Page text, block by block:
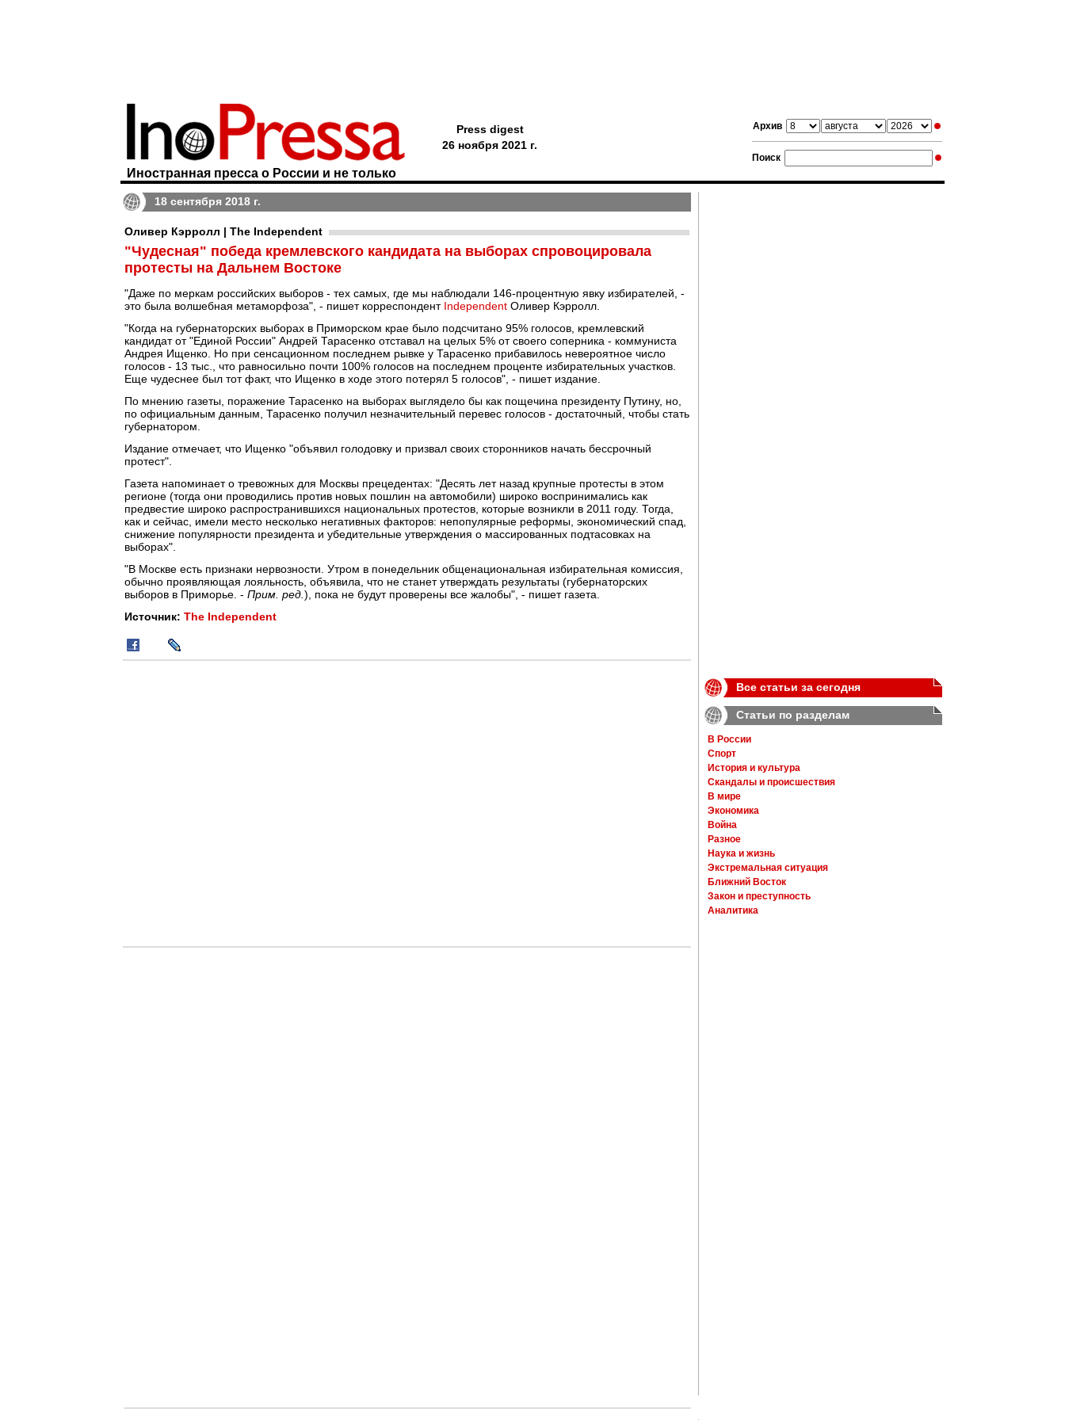
Архив
Поиск
Иностранная пресса о России и не только
Press digest
26 ноября 2021 г.
18 сентября 2018 г.
Оливер Кэрролл | The Independent
"Чудесная" победа кремлевского кандидата на выборах спровоцировала
протесты на Дальнем Востоке
"Даже по меркам российских выборов - тех самых, где мы наблюдали 146-процентную явку избирателей, -
это была волшебная метаморфоза", - пишет корреспондент Independent Оливер Кэрролл.
"Когда на губернаторских выборах в Приморском крае было подсчитано 95% голосов, кремлевский
кандидат от "Единой России" Андрей Тарасенко отставал на целых 5% от своего соперника - коммуниста
Андрея Ищенко. Но при сенсационном последнем рывке у Тарасенко прибавилось невероятное число
голосов - 13 тыс., что равносильно почти 100% голосов на последнем проценте избирательных участков.
Еще чудеснее был тот факт, что Ищенко в ходе этого потерял 5 голосов", - пишет издание.
По мнению газеты, поражение Тарасенко на выборах выглядело бы как пощечина президенту Путину, но,
по официальным данным, Тарасенко получил незначительный перевес голосов - достаточный, чтобы стать
губернатором.
Издание отмечает, что Ищенко "объявил голодовку и призвал своих сторонников начать бессрочный
протест".
Газета напоминает о тревожных для Москвы прецедентах: "Десять лет назад крупные протесты в этом
регионе (тогда они проводились против новых пошлин на автомобили) широко воспринимались как
предвестие широко распространившихся национальных протестов, которые возникли в 2011 году. Тогда,
как и сейчас, имели место несколько негативных факторов: непопулярные реформы, экономический спад,
снижение популярности президента и убедительные утверждения о массированных подтасовках на
выборах".
"В Москве есть признаки нервозности. Утром в понедельник общенациональная избирательная комиссия,
обычно проявляющая лояльность, объявила, что не станет утверждать результаты (губернаторских
выборов в Приморье. - Прим. ред. ), пока не будут проверены все жалобы", - пишет газета.
Источник: The Independent
Все статьи за сегодня
Статьи по разделам
В России
Спорт
История и культура
Скандалы и происшествия
В мире
Экономика
Война
Разное
Наука и жизнь
Экстремальная ситуация
Ближний Восток
Закон и преступность
Аналитика